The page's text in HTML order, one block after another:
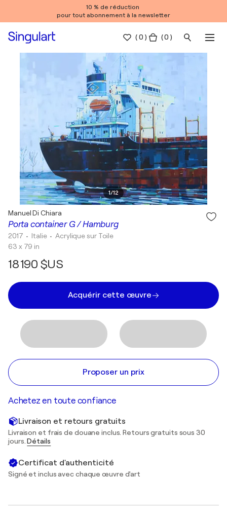
10 % de réduction
pour tout abonnement à la newsletter
(0 ) ( 0 )
1/12
Porta container G / Hamburg
Manuel Di Chiara
2017 • Italie •Acrylique sur Toile
63 x 79 in
18 190 $US
Acquérir cette œuvre
Proposer un prix
Achetez en toute confiance
Livraison et retours gratuits
Livraison et frais de douane inclus. Retours gratuits sous 30
jours.Détails
Certificat d'authenticité
Signé et inclus avec chaque œuvre d'art